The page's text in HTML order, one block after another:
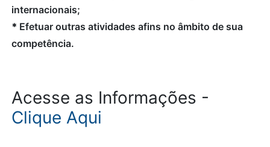
internacionais;
* Efetuar outras atividades afins no âmbito de sua
competência.
Acesse as Informações -
Clique Aqui